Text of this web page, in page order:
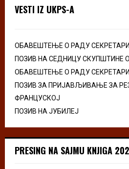
VESTI IZ UKPS-A
ОБАВЕШТЕЊЕ О РАДУ
ПОЗИВ НА СЕДНИЦУ СКУПШТИНЕ
ОБАВЕШТЕЊЕ О РАДУ
ПОЗИВ ЗА ПРИЈАВЉИВАЊЕ ЗА
ФРАНЦУСКОЈ
ПОЗИВ НА ЈУБИЛЕЈ
PRESING NA SAJMU KNJIGA